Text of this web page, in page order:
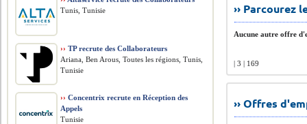
››
Aucune autre offre
| 3 | 169
›› Offres
Tunis, Tunisie
›› TP recrute des Collaborateurs
Ariana, Ben Arous, Toutes les régions, Tunis,
Tunisie
›› Concentrix recrute en Réception des
Appels
Tunisie